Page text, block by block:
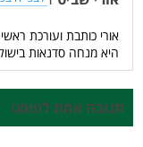
אורי כותבת ועורכת
היא מנחה סדנאות
תגובה אחת לפוסט